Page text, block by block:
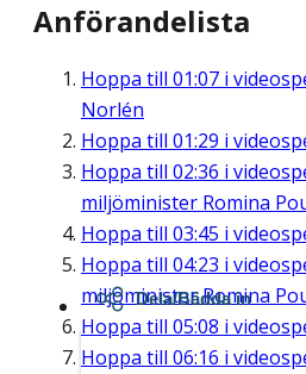
Anförandelista
Hoppa till 01:07 i
Norlén
Hoppa till 01:29 i
Hoppa till 02:36 i
miljöminister Romina
Hoppa till 03:45 i
Hoppa till 04:23 i
miljöminister Romina
Hoppa till 05:08 i
Hoppa till 06:16 i
Dela/Bädda in